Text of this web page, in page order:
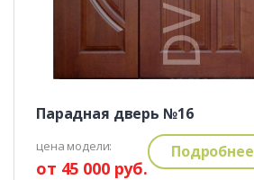
Парадная дверь №16
цена модели:
от 45 000 руб.
Подробнее